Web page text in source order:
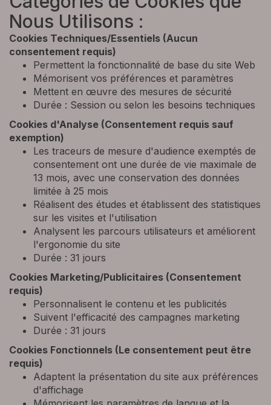
Nous Utilisons :
Cookies Techniques/Essentiels (Aucun
consentement requis)
Permettent la fonctionnalité de base du site Web
Mémorisent vos préférences et paramètres
Mettent en œuvre des mesures de sécurité
Durée : Session ou selon les besoins techniques
Cookies d'Analyse (Consentement requis sauf
exemption)
Les traceurs de mesure d'audience exemptés de
consentement ont une durée de vie maximale de
13 mois, avec une conservation des données
limitée à 25 mois
Réalisent des études et établissent des statistiques
sur les visites et l'utilisation
Analysent les parcours utilisateurs et améliorent
l'ergonomie du site
Durée : 31 jours
Cookies Marketing/Publicitaires (Consentement
requis)
Personnalisent le contenu et les publicités
Suivent l'efficacité des campagnes marketing
Durée : 31 jours
Cookies Fonctionnels (Le consentement peut être
requis)
Adaptent la présentation du site aux préférences
d'affichage